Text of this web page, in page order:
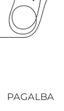
PAGALBA